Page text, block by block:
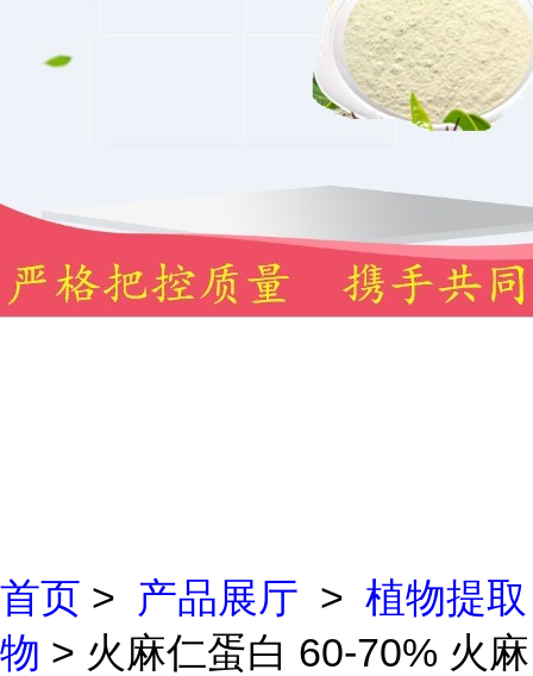
首页 > 产品展厅 > 植物提取
物 > 火麻仁蛋白 60-70% 火麻